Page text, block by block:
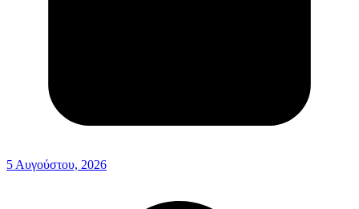
5 Αυγούστου, 2026